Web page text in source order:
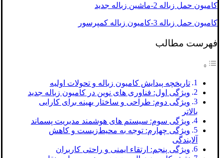
کامیون حمل زباله 2-ماشین زباله جدید
کامیون حمل زباله 3-کامیون زباله کمپرسور
فهرست مطالب
تاریخچه پیدایش کامیون زباله و تحولات اولیه
ویژگی اول: فناوری‌ های نوین در کامیون زباله جدید
ویژگی دوم: طراحی و ساختار بهینه برای کارایی
بالاتر
ویژگی سوم: سیستم‌ های هوشمند مدیریت پسماند
ویژگی چهارم: توجه به محیط‌زیست و کاهش
آلایندگی
ویژگی پنجم: ارتقاء ایمنی و راحتی کاربران